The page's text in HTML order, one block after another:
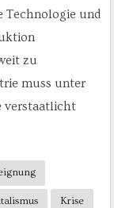
Technologie und
zu
muss unter
verstaatlicht
Krise